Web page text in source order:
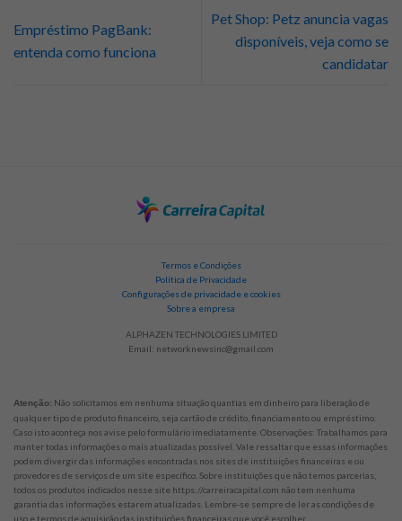
Empréstimo PagBank:
entenda como funciona
Pet Shop: Petz anuncia vagas
disponíveis, veja como se
candidatar
Termos e Condições
Política de Privacidade
Configurações de privacidade e cookies
Sobre a empresa
ALPHAZEN TECHNOLOGIES LIMITED
Email: networknewsinc@gmail.com
Atenção: Não solicitamos em nenhuma situação quantias em dinheiro para liberação de
qualquer tipo de produto financeiro, seja cartão de crédito, financiamento ou empréstimo.
Caso isto aconteça nos avise pelo formulário imediatamente. Observações: Trabalhamos para
manter todas informações o mais atualizadas possível. Vale ressaltar que essas informações
podem divergir das informações encontradas nos sites de instituições financeiras e ou
provedores de serviços de um site específico. Sobre instituições que não temos parcerias,
todos os produtos indicados nesse site https://carreiracapital.com não tem nenhuma
garantia das informações estarem atualizadas. Lembre-se sempre de ler as condições de
uso e termos de aquisição das instituições financeiras que você escolher.